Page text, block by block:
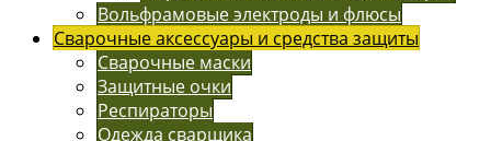
Вольфрамовые электроды и флюсы
Сварочные аксессуары и средства защиты
Сварочные маски
Защитные очки
Респираторы
Одежда сварщика